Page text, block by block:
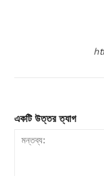
একটি উত্তর ত্যাগ